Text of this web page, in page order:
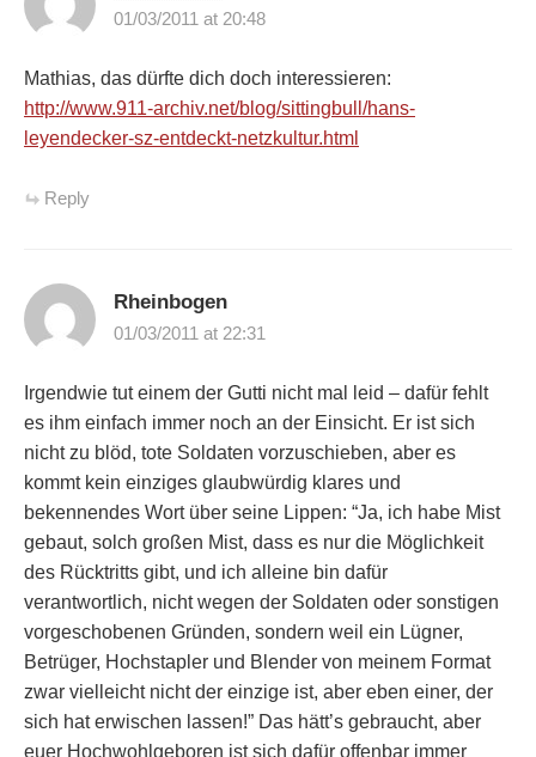
01/03/2011 at 20:48
Mathias, das dürfte dich doch interessieren:
http://www.911-archiv.net/blog/sittingbull/hans-
leyendecker-sz-entdeckt-netzkultur.html
Reply
Rheinbogen
01/03/2011 at 22:31
Irgendwie tut einem der Gutti nicht mal leid – dafür fehlt
es ihm einfach immer noch an der Einsicht. Er ist sich
nicht zu blöd, tote Soldaten vorzuschieben, aber es
kommt kein einziges glaubwürdig klares und
bekennendes Wort über seine Lippen: “Ja, ich habe Mist
gebaut, solch großen Mist, dass es nur die Möglichkeit
des Rücktritts gibt, und ich alleine bin dafür
verantwortlich, nicht wegen der Soldaten oder sonstigen
vorgeschobenen Gründen, sondern weil ein Lügner,
Betrüger, Hochstapler und Blender von meinem Format
zwar vielleicht nicht der einzige ist, aber eben einer, der
sich hat erwischen lassen!” Das hätt’s gebraucht, aber
euer Hochwohlgeboren ist sich dafür offenbar immer